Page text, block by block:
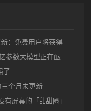
得无限次数的文字聊天权限
数大模型正在酝酿？
了
个月未更新
屏幕的「甜甜圈」